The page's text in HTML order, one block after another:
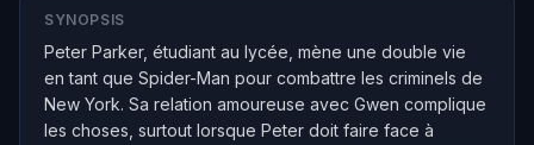
SYNOPSIS
Peter Parker, étudiant au lycée, mène une double vie
en tant que Spider-Man pour combattre les criminels de
New York. Sa relation amoureuse avec Gwen complique
les choses, surtout lorsque Peter doit faire face à